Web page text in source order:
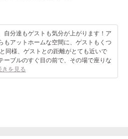
自分達もゲストも気分が上がります！ア
もアットホームな空間に、ゲストもくつ
同様、ゲストとの距離がとても近いで
ーブルのすぐ目の前で、その場で座りな
きを見る